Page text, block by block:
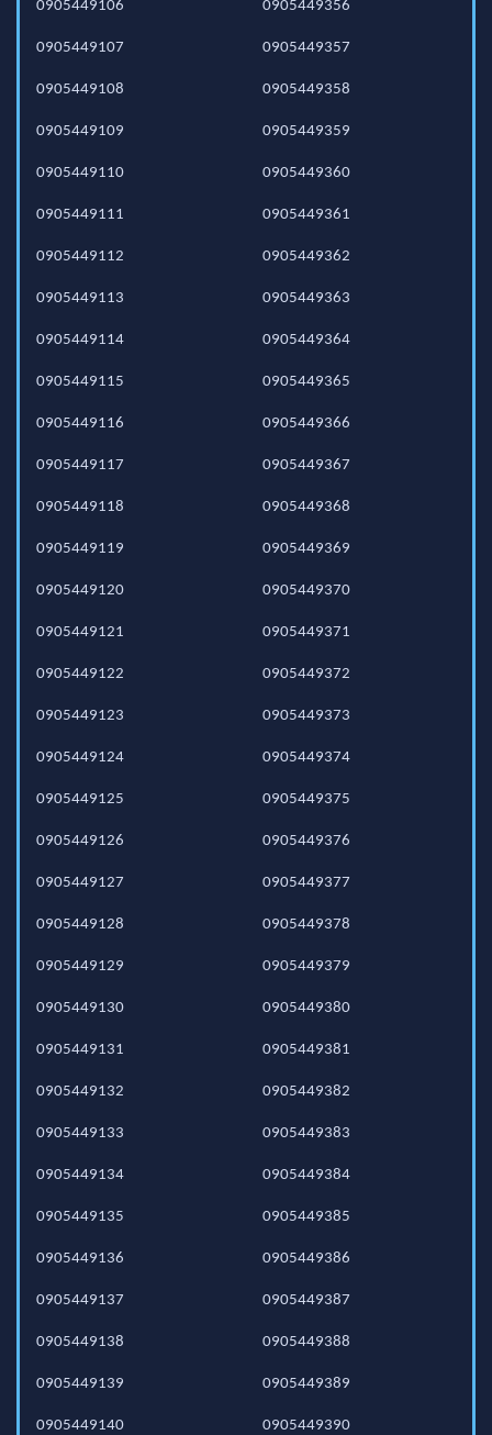
0905449106
0905449107
0905449108
0905449109
0905449110
0905449111
0905449112
0905449113
0905449114
0905449115
0905449116
0905449117
0905449118
0905449119
0905449120
0905449121
0905449122
0905449123
0905449124
0905449125
0905449126
0905449127
0905449128
0905449129
0905449130
0905449131
0905449132
0905449133
0905449134
0905449135
0905449136
0905449137
0905449138
0905449139
0905449140
0905449356
0905449357
0905449358
0905449359
0905449360
0905449361
0905449362
0905449363
0905449364
0905449365
0905449366
0905449367
0905449368
0905449369
0905449370
0905449371
0905449372
0905449373
0905449374
0905449375
0905449376
0905449377
0905449378
0905449379
0905449380
0905449381
0905449382
0905449383
0905449384
0905449385
0905449386
0905449387
0905449388
0905449389
0905449390